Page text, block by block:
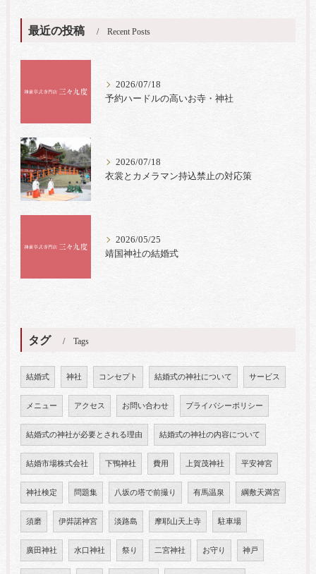
最近の投稿 Recent Posts
2026/07/18
予約ハードルの高いお寺・神社
2026/07/18
衣裳とカメラマン持込禁止の対応策
2026/05/25
靖国神社の結婚式
タグ Tags
結婚式 神社 コンセプト 結婚式の神社について サービス
メニュー アクセス お問い合わせ プライバシーポリシー
結婚式の神社が必要とされる理由 結婚式の神社の内容について
結婚市場株式会社 下鴨神社 費用 上賀茂神社 平安神宮
神社検定 問題集 八坂の塔で前撮り 有馬温泉 綱敷天満宮
須磨 伊弉諾神宮 淡路島 摩耶山天上寺 駐車場
廣田神社 水口神社 祭り 二宮神社 お守り 神戸